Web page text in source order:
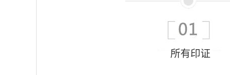
所有印证